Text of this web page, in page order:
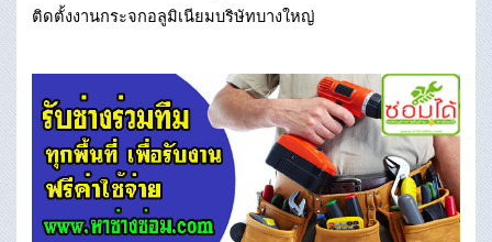
ติดตั้งงานกระจกอลูมิเนียมบริษัทบางใหญ่